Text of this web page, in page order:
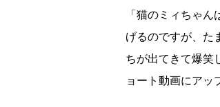
「猫のミィちゃ
げるのですが、た
ちが出てきて爆笑
ョート動画にアッ